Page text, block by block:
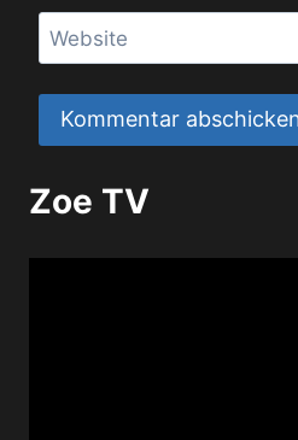
Website
Zoe TV